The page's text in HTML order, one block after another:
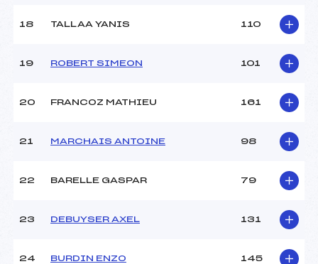
18 TALLAA YANIS 110
19 ROBERT SIMEON 101
20 FRANCOZ MATHIEU 161
21 MARCHAIS ANTOINE 98
22 BARELLE GASPAR 79
23 DEBUYSER AXEL 131
24 BURDIN ENZO 145